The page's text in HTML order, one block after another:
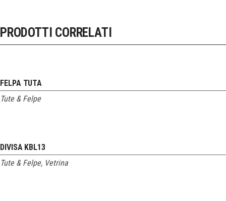
PRODOTTI CORRELATI
FELPA TUTA
Tute & Felpe
DIVISA KBL13
Tute & Felpe, Vetrina